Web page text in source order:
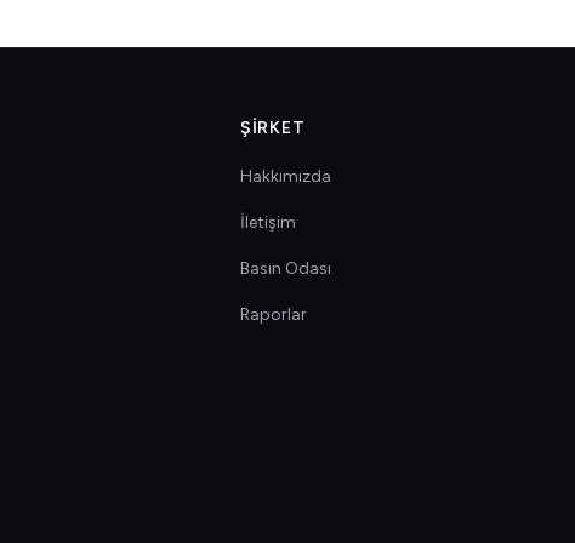
ŞIRKET
Hakkımızda
İletişim
Basın Odası
Raporlar